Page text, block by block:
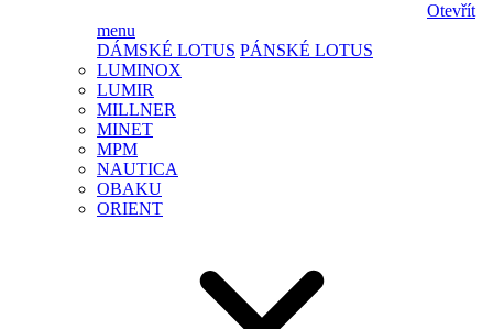
Otevřít
menu
DÁMSKÉ LOTUS PÁNSKÉ LOTUS
LUMINOX
LUMIR
MILLNER
MINET
MPM
NAUTICA
OBAKU
ORIENT